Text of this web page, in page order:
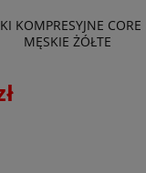
KOMPRESYJNE
MĘSKIE ŻÓŁTE